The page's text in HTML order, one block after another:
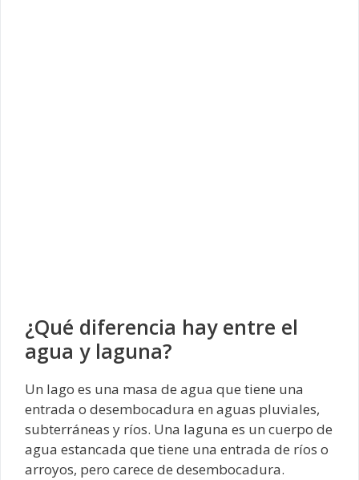
¿Qué diferencia hay entre el
agua y laguna?
Un lago es una masa de agua que tiene una
entrada o desembocadura en aguas pluviales,
subterráneas y ríos. Una laguna es un cuerpo de
agua estancada que tiene una entrada de ríos o
arroyos, pero carece de desembocadura.